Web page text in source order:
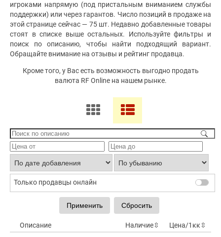
игроками напрямую (под пристальным вниманием службы
поддержки) или через гарантов. Число позиций в продаже на
этой странице сейчас — 75 шт. Недавно добавленные товары
стоят в списке выше остальных. Используйте фильтры и
поиск по описанию, чтобы найти подходящий вариант.
Обращайте внимание на отзывы и рейтинг продавца.
Кроме того, у Вас есть возможность выгодно продать
валюта RF Online на нашем рынке.
Только продавцы онлайн
Цена/1кк⇳
Наличие⇳
Описание